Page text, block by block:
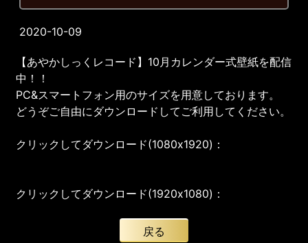
2020-10-09
【あやかしっくレコード】10月カレンダー式壁紙を配信
中！！
PC&スマートフォン用のサイズを用意しております。
どうぞご自由にダウンロードしてご利用してください。
クリックしてダウンロード(1080x1920)：
クリックしてダウンロード(1920x1080)：
戻る